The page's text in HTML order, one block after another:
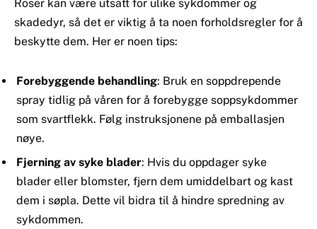
Roser kan være utsatt for ulike sykdommer og
skadedyr, så det er viktig å ta noen forholdsregler for å
beskytte dem. Her er noen tips:
Forebyggende behandling: Bruk en soppdrepende
spray tidlig på våren for å forebygge soppsykdommer
som svartflekk. Følg instruksjonene på emballasjen
nøye.
Fjerning av syke blader: Hvis du oppdager syke
blader eller blomster, fjern dem umiddelbart og kast
dem i søpla. Dette vil bidra til å hindre spredning av
sykdommen.